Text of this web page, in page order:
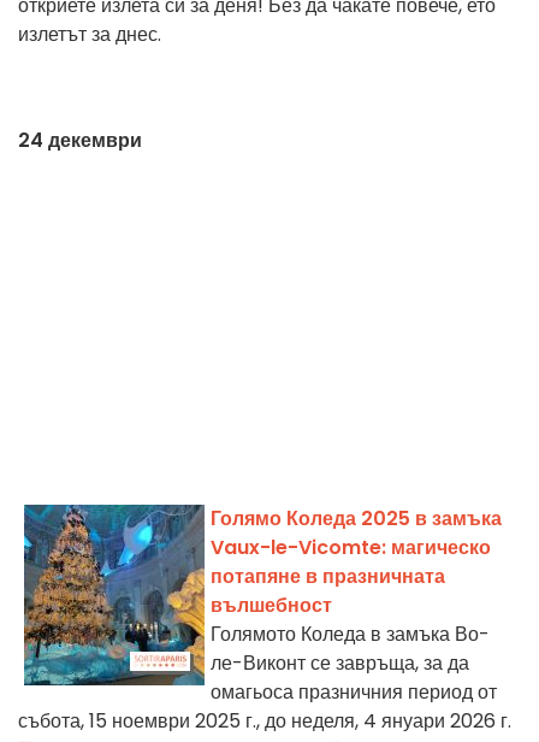
откриете излета си за деня! Без да чакате повече, ето
излетът за днес.
24 декември
Голямо Коледа 2025 в замъка
Vaux-le-Vicomte: магическо
потапяне в празничната
вълшебност
Голямото Коледа в замъка Во-
ле-Виконт се завръща, за да
омагьоса празничния период от
събота, 15 ноември 2025 г., до неделя, 4 януари 2026 г.